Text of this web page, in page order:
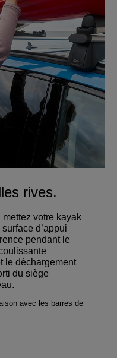
rives.
mettez votre kayak
d’appui
pendant le
le déchargement
du siège
avec les barres de